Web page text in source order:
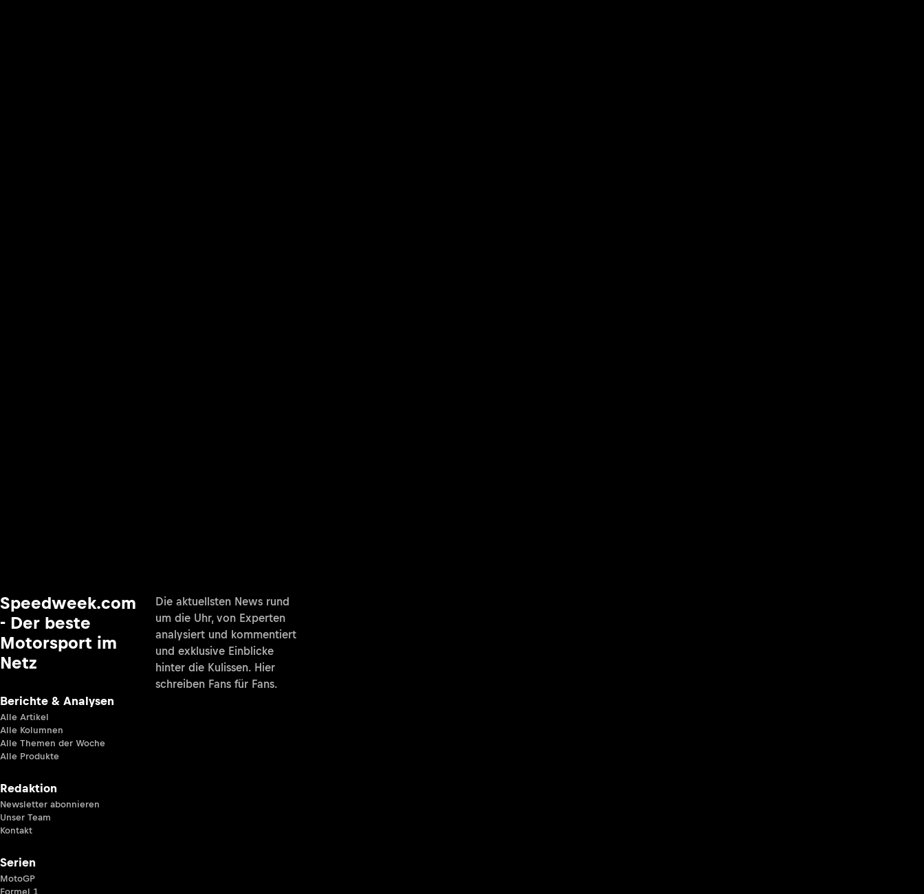
Speedweek.com
- Der beste
Motorsport im
Netz
Die aktuellsten News rund
um die Uhr, von Experten
analysiert und kommentiert
und exklusive Einblicke
hinter die Kulissen. Hier
schreiben Fans für Fans.
Berichte & Analysen
Alle Artikel
Alle Kolumnen
Alle Themen der Woche
Alle Produkte
Redaktion
Newsletter abonnieren
Unser Team
Kontakt
Serien
MotoGP
Formel 1